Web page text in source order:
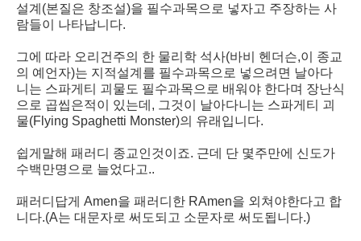
설계(본질은 창조설)을 필수과목으로 넣자고 주장하는 사
람들이 나타납니다.
그에 따라 오리건주의 한 물리학 석사(바비 헨더슨,이 종교
의 예언자)는 지적설계를 필수과목으로 넣으려면 날아다
니는 스파게티 괴물도 필수과목으로 배워야 한다며 장난식
으로 곱씹은적이 있는데, 그것이 날아다니는 스파게티 괴
물(Flying Spaghetti Monster)의 유래입니다.
쉽게말해 패러디 종교인것이죠. 근데 단 몇주만에 신도가
수백만명으로 늘었다고..
패러디답게 Amen을 패러디한 RAmen을 외쳐야한다고 합
니다.(A는 대문자로 써도되고 소문자로 써도됩니다.)